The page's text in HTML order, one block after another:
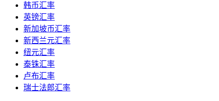
韩币汇率
英镑汇率
新加坡币汇率
新西兰元汇率
纽元汇率
泰铢汇率
卢布汇率
瑞士法郎汇率